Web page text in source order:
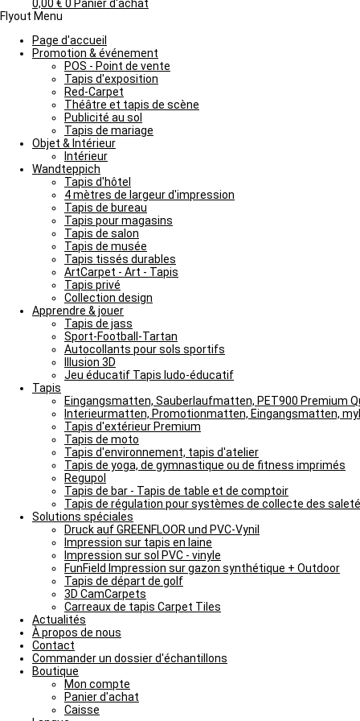
0,00 € 0 Panier d'achat
Flyout Menu
Page d'accueil
Promotion & événement
POS - Point de vente
Tapis d'exposition
Red-Carpet
Théâtre et tapis de scène
Publicité au sol
Tapis de mariage
Objet & Intérieur
Intérieur
Wandteppich
Tapis d'hôtel
4 mètres de largeur d'impression
Tapis de bureau
Tapis pour magasins
Tapis de salon
Tapis de musée
Tapis tissés durables
ArtCarpet - Art - Tapis
Tapis privé
Collection design
Apprendre & jouer
Tapis de jass
Sport-Football-Tartan
Autocollants pour sols sportifs
Illusion 3D
Jeu éducatif Tapis ludo-éducatif
Tapis
Eingangsmatten, Sauberlaufmatten, PET900 Premium
Interieurmatten, Promotionmatten, Eingangsmatten,
Tapis d'extérieur Premium
Tapis de moto
Tapis d'environnement, tapis d'atelier
Tapis de yoga, de gymnastique ou de fitness imprimés
Regupol
Tapis de bar - Tapis de table et de comptoir
Tapis de régulation pour systèmes de collecte des
Solutions spéciales
Druck auf GREENFLOOR und PVC-Vynil
Impression sur tapis en laine
Impression sur sol PVC - vinyle
FunField Impression sur gazon synthétique + Outdoor
Tapis de départ de golf
3D CamCarpets
Carreaux de tapis Carpet Tiles
Actualités
À propos de nous
Contact
Commander un dossier d'échantillons
Boutique
Mon compte
Panier d'achat
Caisse